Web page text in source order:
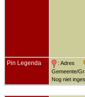
Pin Legenda : Adres
Gemeente/
Nog niet